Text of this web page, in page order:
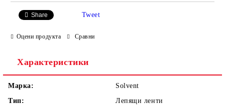
Share Tweet
Оцени продукта Сравни
Характеристики
Марка:
Solvent
Тип:
Лепящи ленти